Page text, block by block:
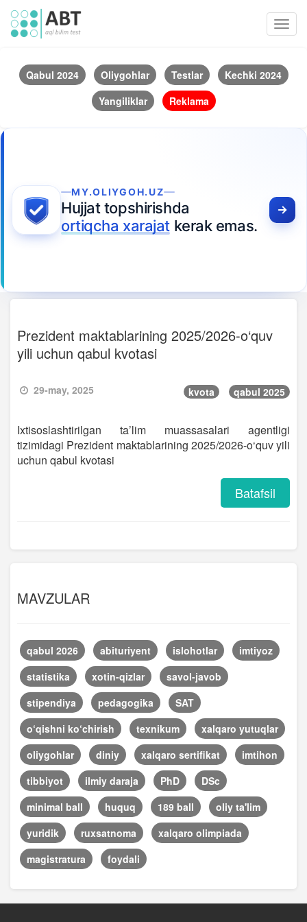
Qabul 2024 Oliygohlar Testlar
Kechki 2024
Yangiliklar
Reklama
MY.OLIYGOH.UZ
Hujjat topshirishda
ortiqcha xarajatkerak emas.
Prezident maktablarining 2025/2026-o‘quv
yili uchun qabul kvotasi
29-may, 2025 kvota qabul 2025
Ixtisoslashtirilgan ta’lim muassasalari agentligi
tizimidagi Prezident maktablarining 2025/2026-o‘quv yili
uchun qabul kvotasi
Batafsil
MAVZULAR
qabul 2026 abituriyent islohotlar
imtiyoz
statistika
xotin-qizlar
savol-javob
stipendiya
pedagogika
SAT
o‘qishni ko‘chirish
texnikum
xalqaro yutuqlar
oliygohlar
diniy xalqaro sertifikat
imtihon
tibbiyot
ilmiy daraja PhD
DSc
minimal ball
huquq 189 ball
oliy ta'lim
yuridik
ruxsatnoma
xalqaro olimpiada
magistratura
foydali